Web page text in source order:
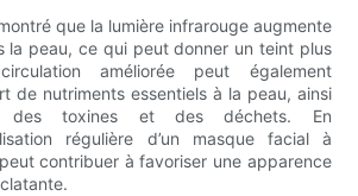
que la lumière infrarouge augmente
la peau, ce qui peut donner un teint plus
améliorée peut également
de nutriments essentiels à la peau, ainsi
des toxines et des déchets. En
régulière d’un masque facial à
contribuer à favoriser une apparence